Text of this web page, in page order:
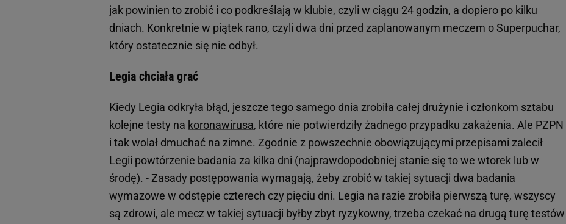
jak powinien to zrobić i co podkreślają w klubie, czyli w ciągu 24 godzin, a dopiero po kilku
dniach. Konkretnie w piątek rano, czyli dwa dni przed zaplanowanym meczem o Superpuchar,
który ostatecznie się nie odbył.
Legia chciała grać
Kiedy Legia odkryła błąd, jeszcze tego samego dnia zrobiła całej drużynie i członkom sztabu
kolejne testy na koronawirusa, które nie potwierdziły żadnego przypadku zakażenia. Ale PZPN
i tak wolał dmuchać na zimne. Zgodnie z powszechnie obowiązującymi przepisami zalecił
Legii powtórzenie badania za kilka dni (najprawdopodobniej stanie się to we wtorek lub w
środę). - Zasady postępowania wymagają, żeby zrobić w takiej sytuacji dwa badania
wymazowe w odstępie czterech czy pięciu dni. Legia na razie zrobiła pierwszą turę, wszyscy
są zdrowi, ale mecz w takiej sytuacji byłby zbyt ryzykowny, trzeba czekać na drugą turę testów